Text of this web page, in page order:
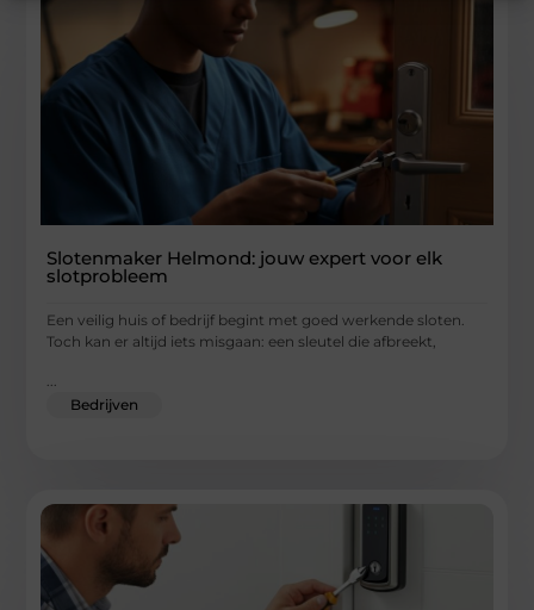
Slotenmaker Helmond: jouw expert voor elk
slotprobleem
Een veilig huis of bedrijf begint met goed werkende sloten.
Toch kan er altijd iets misgaan: een sleutel die afbreekt,
Bedrijven